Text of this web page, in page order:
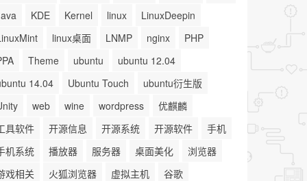
KDE Kernel linux
LinuxDeepin
linux桌面 LNMP nginx
PHP
Theme ubuntu
ubuntu 12.04
14.04
Ubuntu Touch
ubuntu衍生版
web wine wordpress
优麒麟
具软件
开源信息 开源系统 开源软件
手机
机系统
播放器 服务器 桌面美化
浏览器
戏相关
火狐浏览器 虚拟主机 谷歌